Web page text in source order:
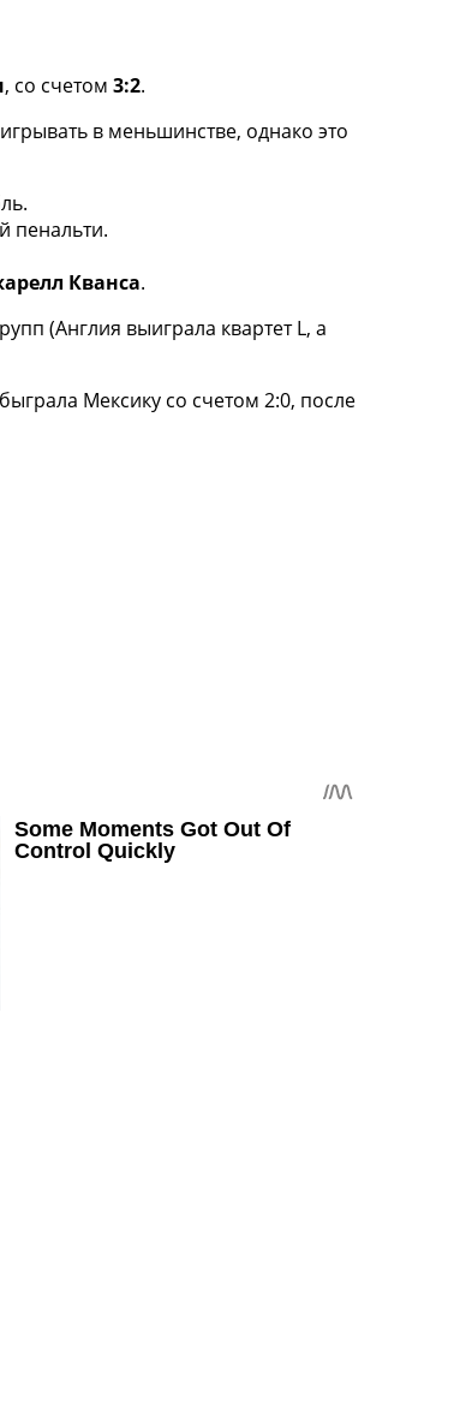
, со счетом 3:2.
в меньшинстве, однако это
пенальти.
Кванса.
(Англия выиграла квартет L, а
Мексику со счетом 2:0, после